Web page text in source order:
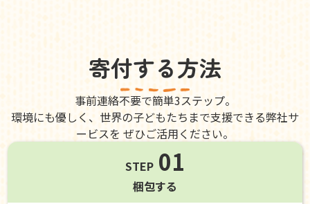
寄付する方法
事前連絡不要で簡単3ステップ。
環境にも優しく、世界の子どもたちまで支援できる弊社サ
ービスを ぜひご活用ください。
STEP 01
梱包する